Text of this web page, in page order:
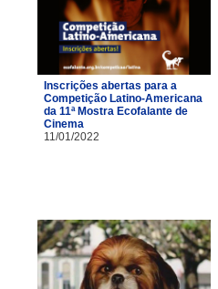
Inscrições abertas para a
Competição Latino-Americana
da 11ª Mostra Ecofalante de
Cinema
11/01/2022